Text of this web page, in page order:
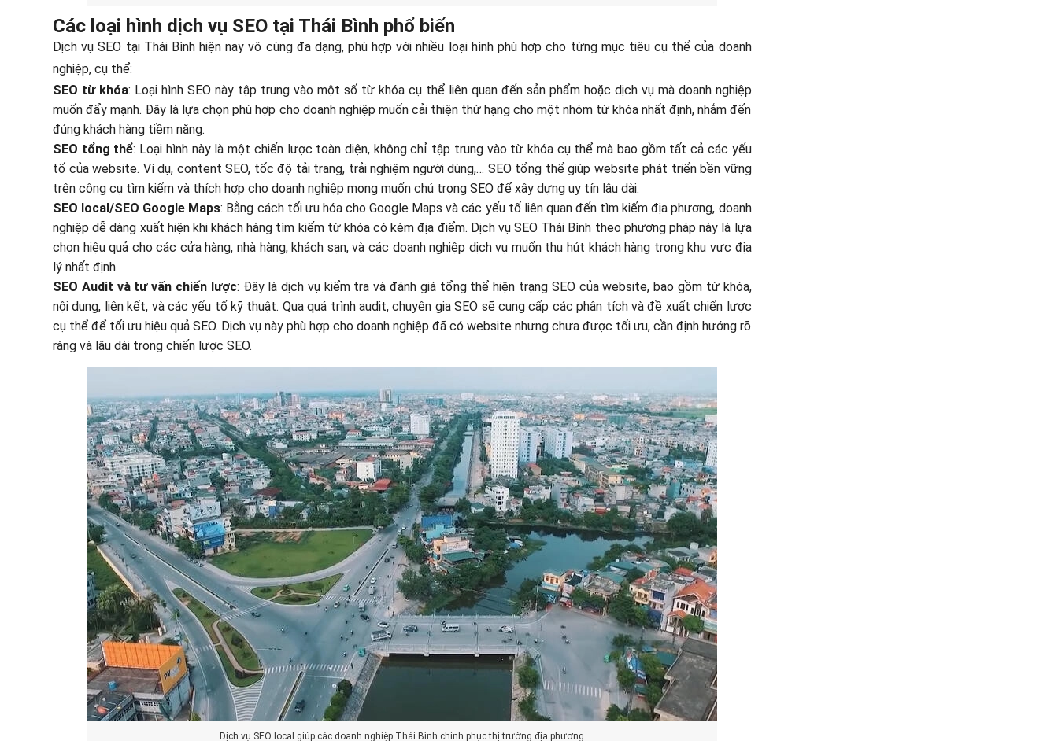
Các loại hình dịch vụ SEO tại Thái Bình phổ biến
Dịch vụ SEO tại Thái Bình hiện nay vô cùng đa dạng, phù hợp với nhiều loại hình phù hợp cho từng mục tiêu cụ thể của doanh
nghiệp, cụ thể:
SEO từ khóa: Loại hình SEO này tập trung vào một số từ khóa cụ thể liên quan đến sản phẩm hoặc dịch vụ mà doanh nghiệp
muốn đẩy mạnh. Đây là lựa chọn phù hợp cho doanh nghiệp muốn cải thiện thứ hạng cho một nhóm từ khóa nhất định, nhắm đến
đúng khách hàng tiềm năng.
SEO tổng thể: Loại hình này là một chiến lược toàn diện, không chỉ tập trung vào từ khóa cụ thể mà bao gồm tất cả các yếu
tố của website. Ví dụ, content SEO, tốc độ tải trang, trải nghiệm người dùng,… SEO tổng thể giúp website phát triển bền vững
trên công cụ tìm kiếm và thích hợp cho doanh nghiệp mong muốn chú trọng SEO để xây dựng uy tín lâu dài.
SEO local/SEO Google Maps: Bằng cách tối ưu hóa cho Google Maps và các yếu tố liên quan đến tìm kiếm địa phương, doanh
nghiệp dễ dàng xuất hiện khi khách hàng tìm kiếm từ khóa có kèm địa điểm. Dịch vụ SEO Thái Bình theo phương pháp này là lựa
chọn hiệu quả cho các cửa hàng, nhà hàng, khách sạn, và các doanh nghiệp dịch vụ muốn thu hút khách hàng trong khu vực địa
lý nhất định.
SEO Audit và tư vấn chiến lược: Đây là dịch vụ kiểm tra và đánh giá tổng thể hiện trạng SEO của website, bao gồm từ khóa,
nội dung, liên kết, và các yếu tố kỹ thuật. Qua quá trình audit, chuyên gia SEO sẽ cung cấp các phân tích và đề xuất chiến lược
cụ thể để tối ưu hiệu quả SEO. Dịch vụ này phù hợp cho doanh nghiệp đã có website nhưng chưa được tối ưu, cần định hướng rõ
ràng và lâu dài trong chiến lược SEO.
Dịch vụ SEO local giúp các doanh nghiệp Thái Bình chinh phục thị trường địa phương